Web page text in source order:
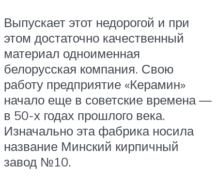
Выпускает этот недорогой и при
этом достаточно качественный
материал одноименная
белорусская компания. Свою
работу предприятие «Керамин»
начало еще в советские времена —
в 50-х годах прошлого века.
Изначально эта фабрика носила
название Минский кирпичный
завод №10.